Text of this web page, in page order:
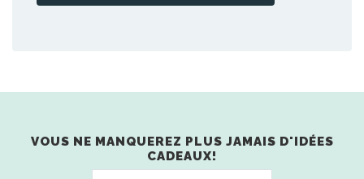
VOUS NE MANQUEREZ PLUS JAMAIS D'IDÉES
CADEAUX!